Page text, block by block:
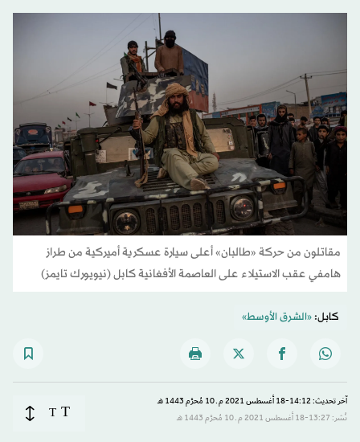
مقاتلون من حركة «طالبان» أعلى سيارة عسكرية أميركية من طراز
هامفي عقب الاستيلاء على العاصمة الأفغانية كابل (نيويورك تايمز)
كابل:«الشرق الأوسط»
آخر تحديث: 14:12-18 أغسطس 2021 م ـ 10 مُحرَّم 1443 هـ
نُشر: 13:27-18 أغسطس 2021 م ـ 10 مُحرَّم 1443 هـ
T
T